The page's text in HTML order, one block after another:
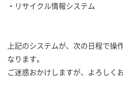
・リサイクル情報システム
上記のシステムが、次の日程で操
なります。
ご迷惑おかけしますが、よろしく